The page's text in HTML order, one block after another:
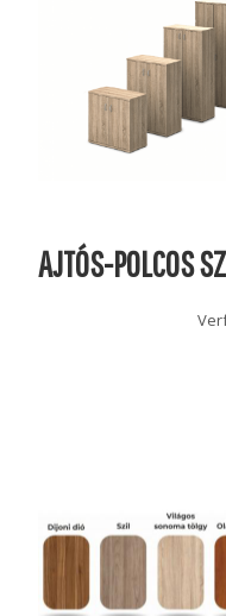
AJTÓS-POLCOS